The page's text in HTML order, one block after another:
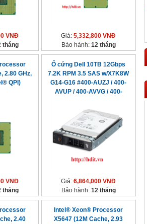
VNĐ
tháng
Giá: 5,332,800 VNĐ
Bảo hành: 12 tháng
2.80 GHz,
QPI)
VNĐ
tháng
Ổ cứng Dell 10TB 12Gbps
7.2K RPM 3.5 SAS w/X7K8W
G14-G16 #400-AUZJ / 400-
AVUP / 400-AVVG / 400-
BGLO
Giá: 6,864,000 VNĐ
Bảo hành: 12 tháng
2.40
Intel® Xeon® Processor
X5647 (12M Cache, 2.93